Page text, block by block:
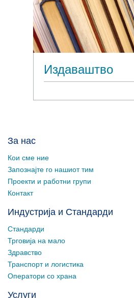
Издаваштво
За нас
Кои сме ние
Запознајте го нашиот тим
Проекти и работни групи
Контакт
Индустрија и Стандарди
Стандарди
Трговија на мало
Здравство
Транспорт и логистика
Оператори со храна
Услуги